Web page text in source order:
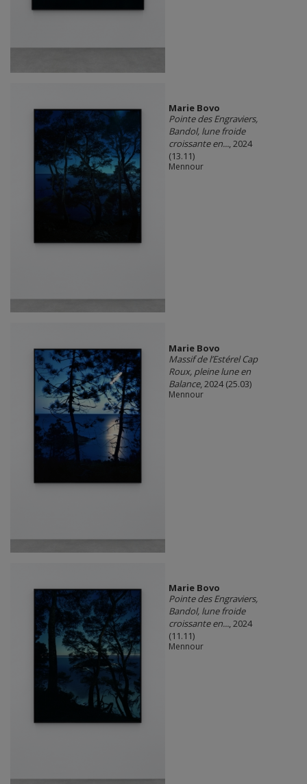
Marie Bovo
Pointe des Engraviers,
Bandol, lune froide
croissante en..., 2024
(13.11)
Mennour
Marie Bovo
Massif de l’Estérel Cap
Roux, pleine lune en
Balance, 2024 (25.03)
Mennour
Marie Bovo
Pointe des Engraviers,
Bandol, lune froide
croissante en..., 2024
(11.11)
Mennour